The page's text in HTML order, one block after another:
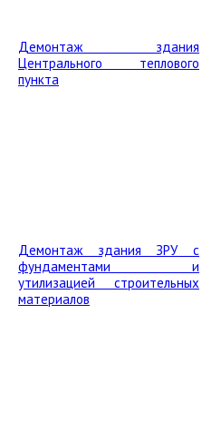
Демонтаж здания
Центрального теплового
пункта
Демонтаж здания ЗРУ с
фундаментами и
утилизацией строительных
материалов